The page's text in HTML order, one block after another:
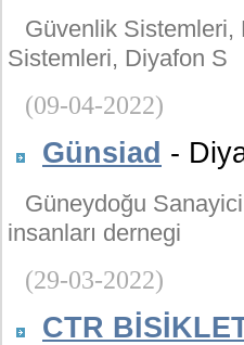
Güvenlik Sistemleri,
Sistemleri, Diyafon S
(09-04-2022)
Günsiad -
Güneydoğu
insanları dernegi
(29-03-2022)
CTR